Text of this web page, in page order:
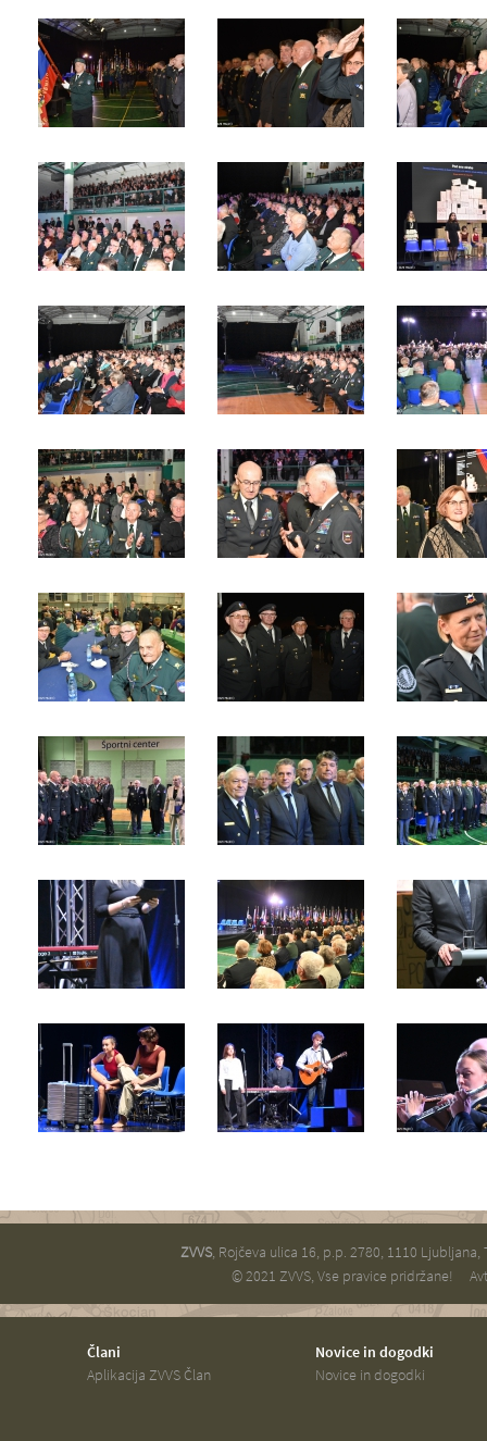
ZVVS, Rojčeva ulica 16, p.p. 2780, 1110
© 2021 ZVVS, Vse pravice pridržane!
Člani
Aplikacija ZVVS Član
Novice in dogodki
Novice in dogodki